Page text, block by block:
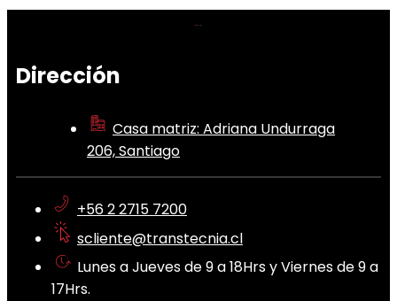
Dirección
Casa matriz: Adriana Undurraga
206, Santiago
+56 2 2715 7200
scliente@transtecnia.cl
Lunes a Jueves de 9 a 18Hrs y Viernes de 9 a
17Hrs.